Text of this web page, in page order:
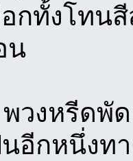
อกทั้งโทน
น
พวงหรีดพั
นอีกหนึ่งท